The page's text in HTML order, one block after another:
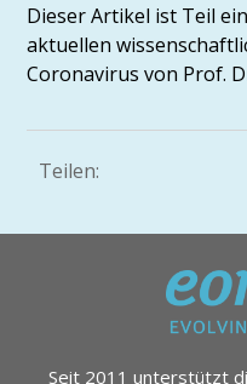
Dieser Artikel ist Teil
aktuellen
Coronavirus von Prof.
Teilen:
Seit 2011 unterstützt